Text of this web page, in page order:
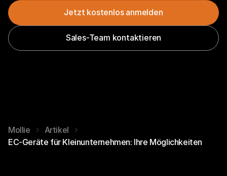
Jetzt kostenlos anmelden
Sales-Team kontaktieren
Mollie
Artikel
EC-Geräte für Kleinunternehmen: Ihre Möglichkeiten